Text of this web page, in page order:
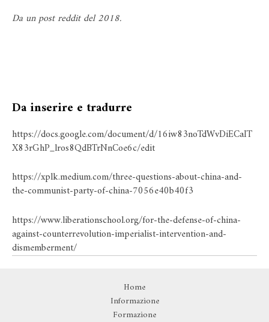
Da un post redditdel 2018.
Da inserire e tradurre
https://docs.google.com/document/d/16iw83noTdWvDiECaIT
X83rGhP_lros8QdBTrNnCoe6c/edit
https://xplk.medium.com/three-questions-about-china-and-
the-communist-party-of-china-7056e40b40f3
https://www.liberationschool.org/for-the-defense-of-china-
against-counterrevolution-imperialist-intervention-and-
dismemberment/
Home
Informazione
Formazione